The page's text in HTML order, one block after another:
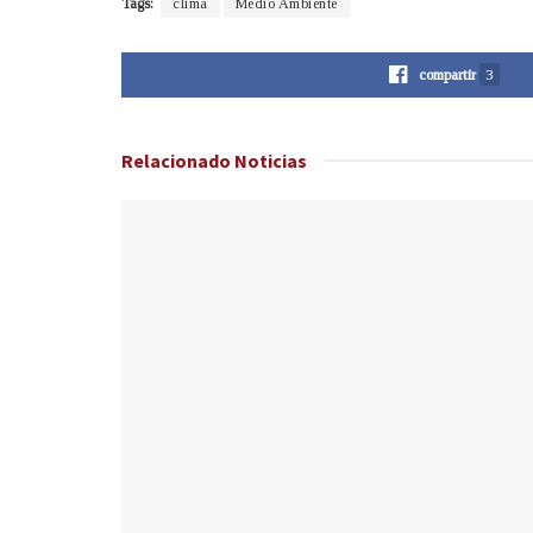
compartir 3
Relacionado Noticias